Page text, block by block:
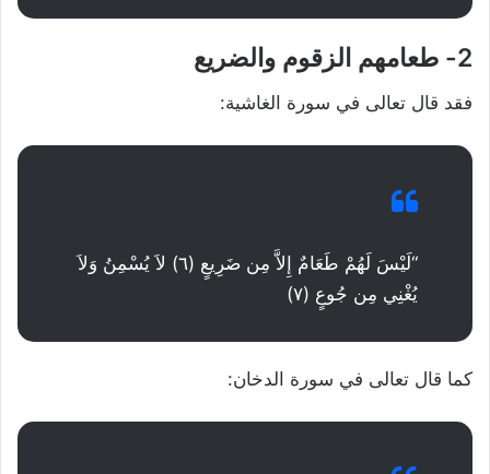
2- طعامهم الزقوم والضريع
فقد قال تعالى في سورة الغاشية:
“لَيْسَ لَهُمْ طَعَامٌ إِلاَّ مِن ضَرِيعٍ (٦) لاَ يُسْمِنُ وَلاَ
يُغْنِي مِن جُوعٍ (٧)
كما قال تعالى في سورة الدخان: